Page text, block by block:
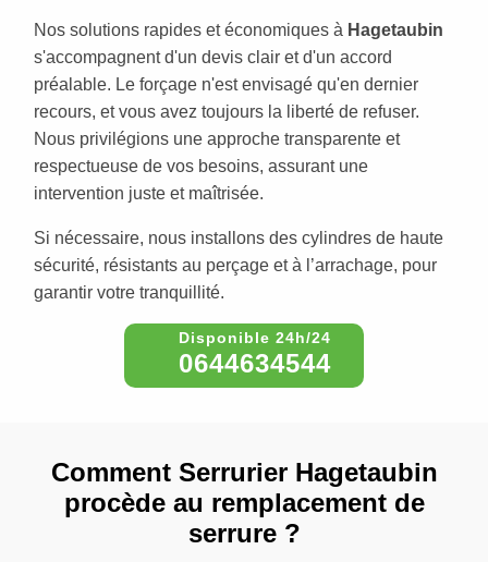
Nos solutions rapides et économiques à Hagetaubin
s'accompagnent d'un devis clair et d'un accord
préalable. Le forçage n'est envisagé qu'en dernier
recours, et vous avez toujours la liberté de refuser.
Nous privilégions une approche transparente et
respectueuse de vos besoins, assurant une
intervention juste et maîtrisée.
Si nécessaire, nous installons des cylindres de haute
sécurité, résistants au perçage et à l’arrachage, pour
garantir votre tranquillité.
0644634544
Comment Serrurier Hagetaubin
procède au remplacement de
serrure ?